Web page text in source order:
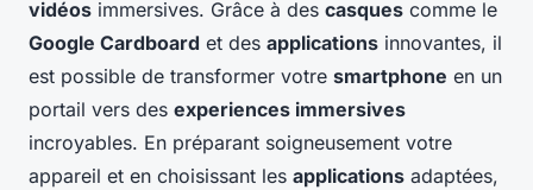
vidéos immersives. Grâce à des casques comme le
Google Cardboard et des applications innovantes, il
est possible de transformer votre smartphone en un
portail vers des experiences immersives
incroyables. En préparant soigneusement votre
appareil et en choisissant les applications adaptées,